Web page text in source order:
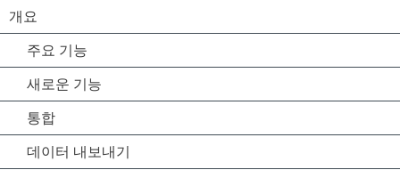
개요
주요 기능
새로운 기능
통합
데이터 내보내기